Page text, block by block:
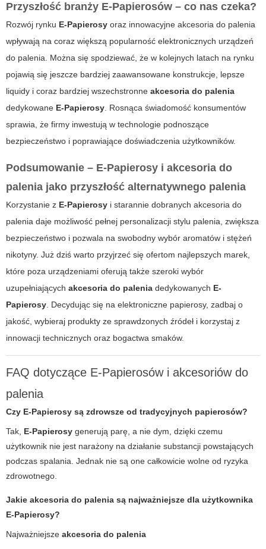
Przyszłość branży E-Papierosów – co nas czeka?
Rozwój rynku E-Papierosy oraz innowacyjne akcesoria do palenia
wpływają na coraz większą popularność elektronicznych urządzeń
do palenia. Można się spodziewać, że w kolejnych latach na rynku
pojawią się jeszcze bardziej zaawansowane konstrukcje, lepsze
liquidy i coraz bardziej wszechstronne akcesoria do palenia
dedykowane E-Papierosy . Rosnąca świadomość konsumentów
sprawia, że firmy inwestują w technologie podnoszące
bezpieczeństwo i poprawiające doświadczenia użytkowników.
Podsumowanie – E-Papierosy i akcesoria do
palenia jako przyszłość alternatywnego palenia
Korzystanie z E-Papierosy i starannie dobranych akcesoria do
palenia daje możliwość pełnej personalizacji stylu palenia, zwiększa
bezpieczeństwo i pozwala na swobodny wybór aromatów i stężeń
nikotyny. Już dziś warto przyjrzeć się ofertom najlepszych marek,
które poza urządzeniami oferują także szeroki wybór
uzupełniających akcesoria do palenia dedykowanych E-
Papierosy . Decydując się na elektroniczne papierosy, zadbaj o
jakość, wybieraj produkty ze sprawdzonych źródeł i korzystaj z
innowacji technicznych oraz bogactwa smaków.
FAQ dotyczące E-Papierosów i akcesoriów do
palenia
Czy E-Papierosy są zdrowsze od tradycyjnych papierosów?
Tak, E-Papierosy generują parę, a nie dym, dzięki czemu
użytkownik nie jest narażony na działanie substancji powstających
podczas spalania. Jednak nie są one całkowicie wolne od ryzyka
zdrowotnego.
Jakie akcesoria do palenia są najważniejsze dla użytkownika
E-Papierosy?
Najważniejsze akcesoria do palenia